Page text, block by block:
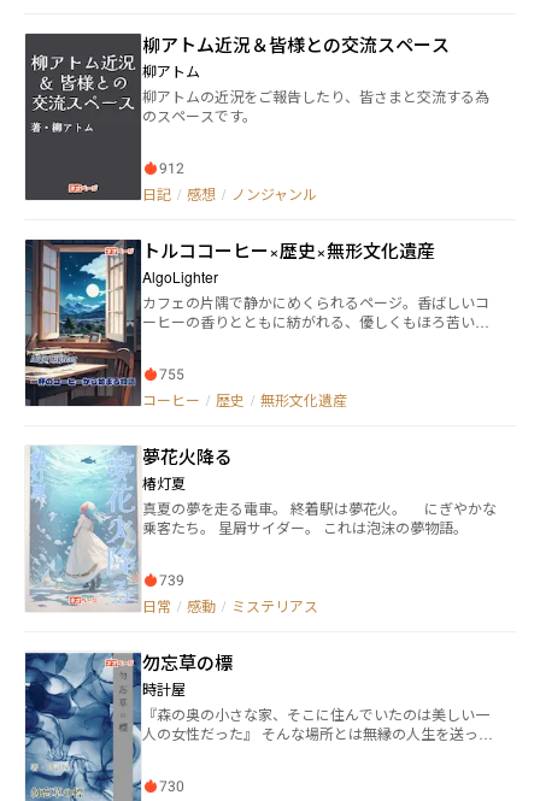
柳アトム近況＆皆様との交流スペース
柳アトム
柳アトムの近況をご報告したり、皆さまと交流する為
のスペースです。
912
日記 / 感想 / ノンジャンル
トルココーヒー×歴史×無形文化遺産
AlgoLighter
カフェの片隅で静かにめくられるページ。香ばしいコ
ーヒーの香りとともに紡がれる、優しくもほろ苦い物
の向こうに、ささやかな思いを交わしていく。カプチ
ーノの由来、エスプレッソの苦み、フレンチプレスの
い。」 そう思った瞬間、あなたのカップの中にも物語
が生まれるかもしれない。 ひとり静かに味わいたい一
冊。
755
コーヒー / 歴史 / 無形文化遺産
夢花火降る
椿灯夏
真夏の夢を走る電車。 終着駅は夢花火。 にぎやかな
乗客たち。 星屑サイダー。 これは泡沫の夢物語。
739
日常 / 感動 / ミステリアス
勿忘草の標
時計屋
『森の奥の小さな家、そこに住んでいたのは美しい一
人の女性だった』 そんな場所とは無縁の人生を送って
取られてしまう。 彼を気遣う夫婦や、学友達………。
730